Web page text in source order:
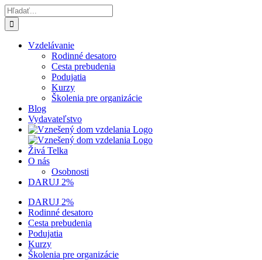
Skip
to
content
Hľadať:
Vzdelávanie
Rodinné desatoro
Cesta prebudenia
Podujatia
Kurzy
Školenia pre organizácie
Blog
Vydavateľstvo
Živá Telka
O nás
Osobnosti
DARUJ 2%
DARUJ 2%
Rodinné desatoro
Cesta prebudenia
Podujatia
Kurzy
Školenia pre organizácie